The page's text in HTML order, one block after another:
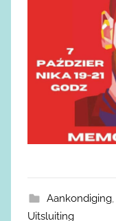
Aankondiging,
Uitsluiting